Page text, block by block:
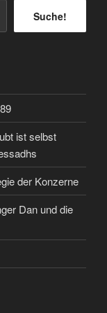
Suche!
ist selbst
der Konzerne
Dan und die